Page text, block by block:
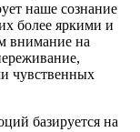
наше сознание
более яркими и
внимание на
чувственных
базируется на